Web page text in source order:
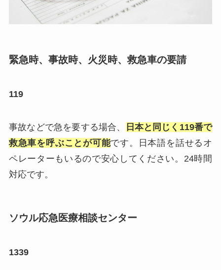
緊急時、事故時、火災時、救急車の要請
119
事故などで急を要する場合、
日本と同じく119番で
救急車を呼ぶことが可能です。日本語を話せるオ
ペレーターもいるので安心してください。24時間
対応です。
ソウル応急医療相談センター
1339